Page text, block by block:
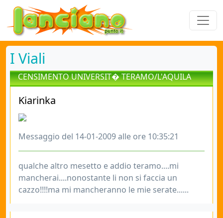
I Viali
CENSIMENTO UNIVERSIT� TERAMO/L'AQUILA
Kiarinka
Messaggio del 14-01-2009 alle ore 10:35:21
qualche altro mesetto e addio teramo....mi
mancherai....nonostante li non si faccia un
cazzo!!!!ma mi mancheranno le mie serate......